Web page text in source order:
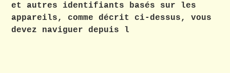
et autres identifiants basés sur les
appareils, comme décrit ci-dessus, vous
devez naviguer depuis l